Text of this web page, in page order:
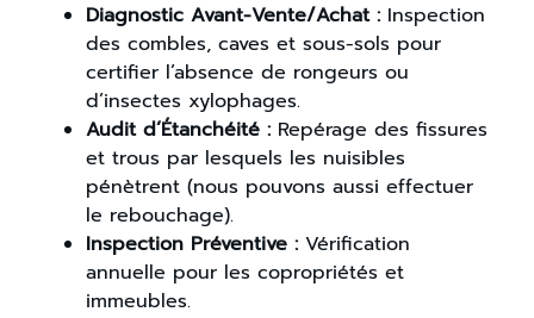
Diagnostic Avant-Vente/Achat : Inspection
des combles, caves et sous-sols pour
certifier l’absence de rongeurs ou
d’insectes xylophages.
Audit d’Étanchéité : Repérage des fissures
et trous par lesquels les nuisibles
pénètrent (nous pouvons aussi effectuer
le rebouchage).
Inspection Préventive : Vérification
annuelle pour les copropriétés et
immeubles.